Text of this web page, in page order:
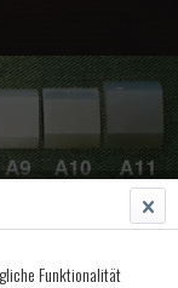
Funktionalität